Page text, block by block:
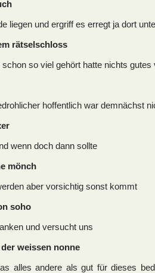
liegen und ergriff es erregt ja dort
rätselschloss
so viel gehört hatte nichts
hoffentlich war demnächst
wenn doch dann sollte
mönch
aber vorsichtig sonst kommt
soho
und versucht uns
weissen nonne
alles andere als gut für dieses